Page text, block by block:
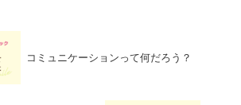
コミュニケーションって何だろう？